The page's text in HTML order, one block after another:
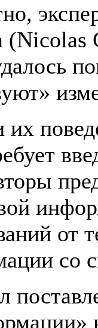
их
со